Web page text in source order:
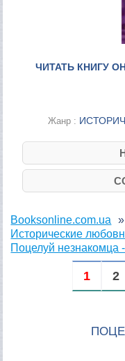
ЧИТАТЬ КНИГУ
Жанр :
Booksonline.com.ua
Исторические
Поцелуй незнакомца
1 2